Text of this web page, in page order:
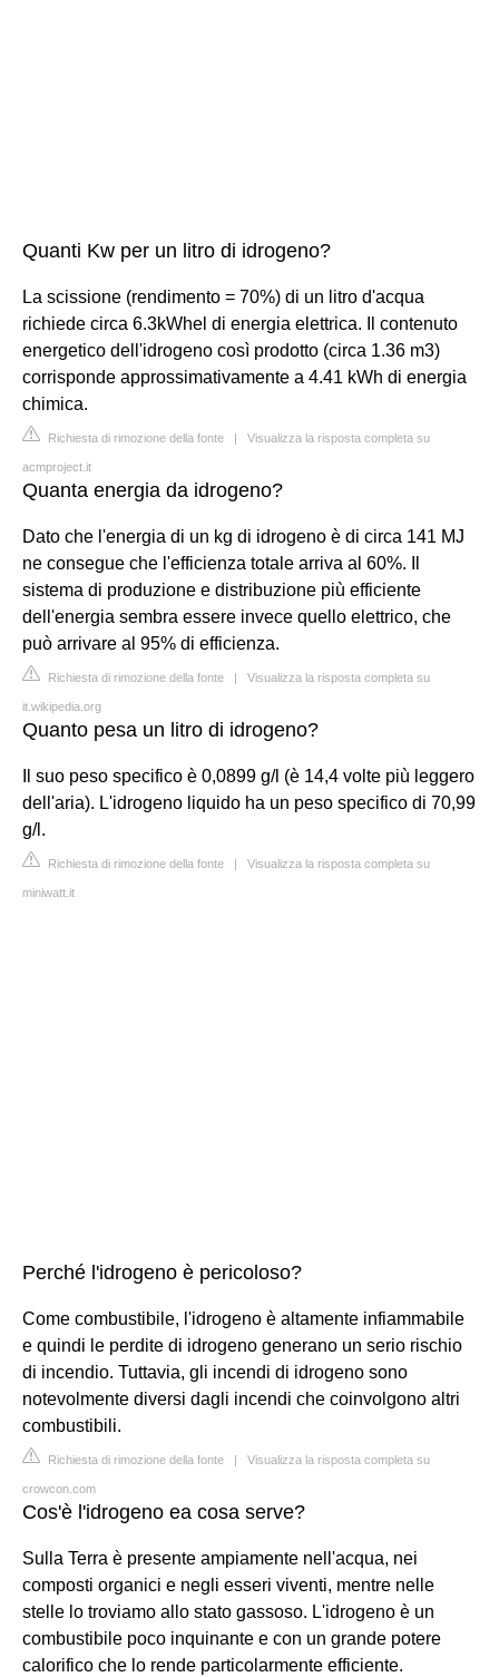
Quanti Kw per un litro di idrogeno?
La scissione (rendimento = 70%) di un litro d'acqua
richiede circa 6.3kWhel di energia elettrica. Il contenuto
energetico dell'idrogeno così prodotto (circa 1.36 m3)
corrisponde approssimativamente a 4.41 kWh di energia
chimica.
Richiesta di rimozione della fonte | Visualizza la risposta completa su
acmproject.it
Quanta energia da idrogeno?
Dato che l'energia di un kg di idrogeno è di circa 141 MJ
ne consegue che l'efficienza totale arriva al 60%. Il
sistema di produzione e distribuzione più efficiente
dell'energia sembra essere invece quello elettrico, che
può arrivare al 95% di efficienza.
Richiesta di rimozione della fonte | Visualizza la risposta completa su
it.wikipedia.org
Quanto pesa un litro di idrogeno?
Il suo peso specifico è 0,0899 g/l (è 14,4 volte più leggero
dell'aria). L'idrogeno liquido ha un peso specifico di 70,99
g/l.
Richiesta di rimozione della fonte | Visualizza la risposta completa su
miniwatt.it
Perché l'idrogeno è pericoloso?
Come combustibile, l'idrogeno è altamente infiammabile
e quindi le perdite di idrogeno generano un serio rischio
di incendio. Tuttavia, gli incendi di idrogeno sono
notevolmente diversi dagli incendi che coinvolgono altri
combustibili.
Richiesta di rimozione della fonte | Visualizza la risposta completa su
crowcon.com
Cos'è l'idrogeno ea cosa serve?
Sulla Terra è presente ampiamente nell'acqua, nei
composti organici e negli esseri viventi, mentre nelle
stelle lo troviamo allo stato gassoso. L'idrogeno è un
combustibile poco inquinante e con un grande potere
calorifico che lo rende particolarmente efficiente.